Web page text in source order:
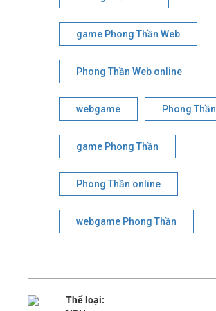
game Phong Thần Web
Phong Thần Web online
webgame Phong Thần
game Phong Thần
Phong Thần online
webgame Phong Thần
Thể loại: